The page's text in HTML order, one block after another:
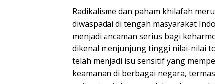
Radikalisme dan paham khilafah
diwaspadai di tengah masyarakat
menjadi ancaman serius bagi
dikenal menjunjung tinggi nilai-nilai
telah menjadi isu sensitif yang
keamanan di berbagai negara,